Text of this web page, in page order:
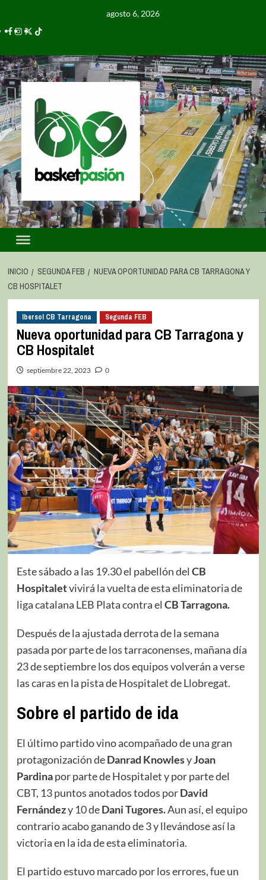
agosto 6, 2026
INICIO SEGUNDA FEB
NUEVA OPORTUNIDAD PARA CB TARRAGONA Y
CB HOSPITALET
Ibersol CB Tarragona Segunda FEB
Nueva oportunidad para CB Tarragona y
CB Hospitalet
septiembre 22, 2023 0
Este sábado a las 19.30 el pabellón del CB
Hospitaletvivirá la vuelta de esta eliminatoria de
liga catalana LEB Plata contra el CB Tarragona.
Después de la ajustada derrota de la semana
pasada por parte de los tarraconenses, mañana día
23 de septiembre los dos equipos volverán a verse
las caras en la pista de Hospitalet de Llobregat.
Sobre el partido de ida
El último partido vino acompañado de una gran
protagonización deDanrad KnowlesyJoan
Pardinapor parte de Hospitalet y por parte del
CBT, 13 puntos anotados todos porDavid
Fernándezy 10 deDani Tugores.Aun así, el equipo
contrario acabo ganando de 3 y llevándose así la
victoria en la ida de esta eliminatoria.
El partido estuvo marcado por los errores, fue un